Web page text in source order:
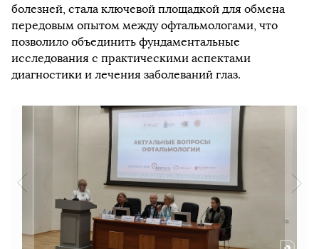
болезней, стала ключевой площадкой для обмена
передовым опытом между офтальмологами, что
позволило объединить фундаментальные
исследования с практическими аспектами
диагностики и лечения заболеваний глаз.